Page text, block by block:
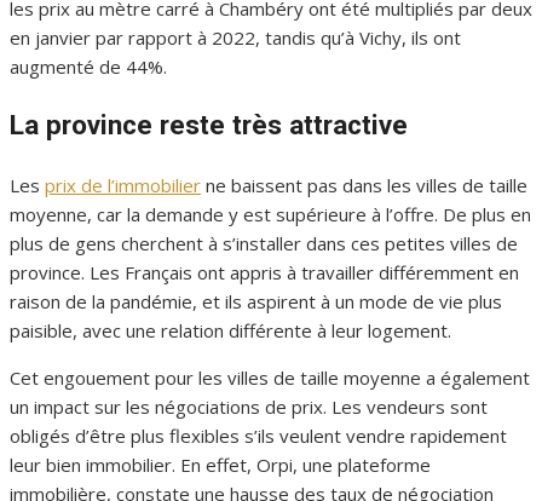
les prix au mètre carré à Chambéry ont été multipliés par deux
en janvier par rapport à 2022, tandis qu’à Vichy, ils ont
augmenté de 44%.
La province reste très attractive
Les prix de l’immobilier ne baissent pas dans les villes de taille
moyenne, car la demande y est supérieure à l’offre. De plus en
plus de gens cherchent à s’installer dans ces petites villes de
province. Les Français ont appris à travailler différemment en
raison de la pandémie, et ils aspirent à un mode de vie plus
paisible, avec une relation différente à leur logement.
Cet engouement pour les villes de taille moyenne a également
un impact sur les négociations de prix. Les vendeurs sont
obligés d’être plus flexibles s’ils veulent vendre rapidement
leur bien immobilier. En effet, Orpi, une plateforme
immobilière, constate une hausse des taux de négociation